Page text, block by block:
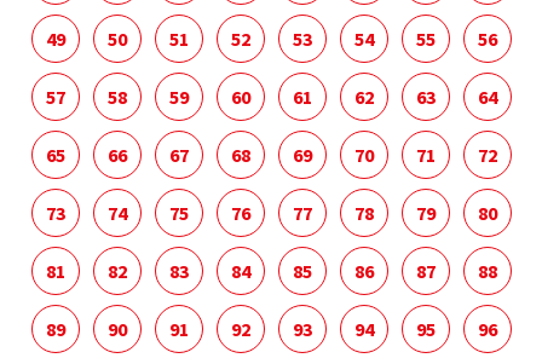
49 50 51 52 53 54 55 56
57 58 59 60 61 62 63 64
65 66 67 68 69 70 71 72
73 74 75 76 77 78 79 80
81 82 83 84 85 86 87 88
89 90 91 92 93 94 95 96